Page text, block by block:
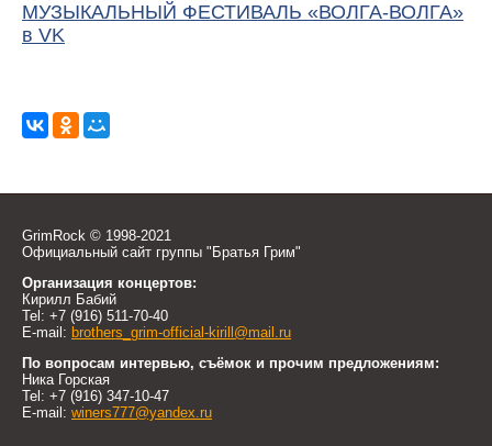
МУЗЫКАЛЬНЫЙ ФЕСТИВАЛЬ «ВОЛГА-ВОЛГА»
в VK
GrimRock © 1998-2021
Официальный сайт группы "Братья Грим"
Организация концертов:
Кирилл Бабий
Tel: +7 (916) 511-70-40
E-mail: brothers_grim-official-kirill@mail.ru
По вопросам интервью, съёмок и прочим предложениям:
Ника Горская
Tel: +7 (916) 347-10-47
E-mail: winers777@yandex.ru